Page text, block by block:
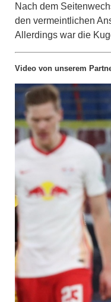
Nach dem
den vermeintlichen
Allerdings war die
Video von unserem